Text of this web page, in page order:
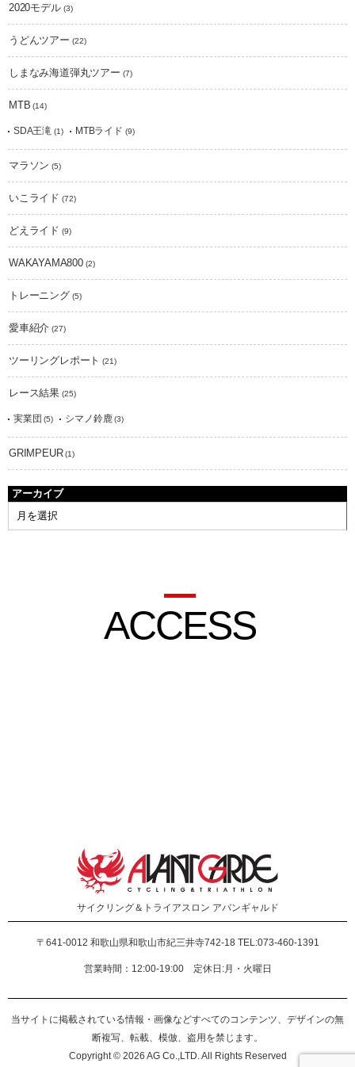
2020モデル(3)
うどんツアー (22)
しまなみ海道弾丸ツアー (7)
MTB (14)
SDA王滝 (1) MTBライド (9)
マラソン (5)
いこライド (72)
どえライド (9)
WAKAYAMA800(2)
トレーニング (5)
愛車紹介 (27)
ツーリングレポート (21)
レース結果 (25)
実業団 (5) シマノ鈴鹿 (3)
GRIMPEUR(1)
アーカイブ
ACCESS
サイクリング＆トライアスロン アバンギャルド
〒641-0012 和歌山県和歌山市紀三井寺742-18 TEL:073-460-1391
営業時間：12:00-19:00 定休日:月・火曜日
当サイトに掲載されている情報・画像などすべてのコンテンツ、デザインの無
断複写、転載、模倣、盗用を禁じます。
Copyright © 2026 AG Co.,LTD. All Rights Reserved